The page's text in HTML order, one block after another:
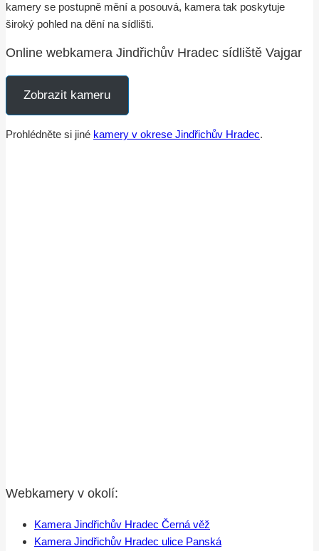
kamery se postupně mění a posouvá, kamera tak poskytuje
široký pohled na dění na sídlišti.
Online webkamera Jindřichův Hradec sídliště Vajgar
Zobrazit kameru
Prohlédněte si jiné kamery v okrese Jindřichův Hradec.
Webkamery v okolí:
Kamera Jindřichův Hradec Černá věž
Kamera Jindřichův Hradec ulice Panská